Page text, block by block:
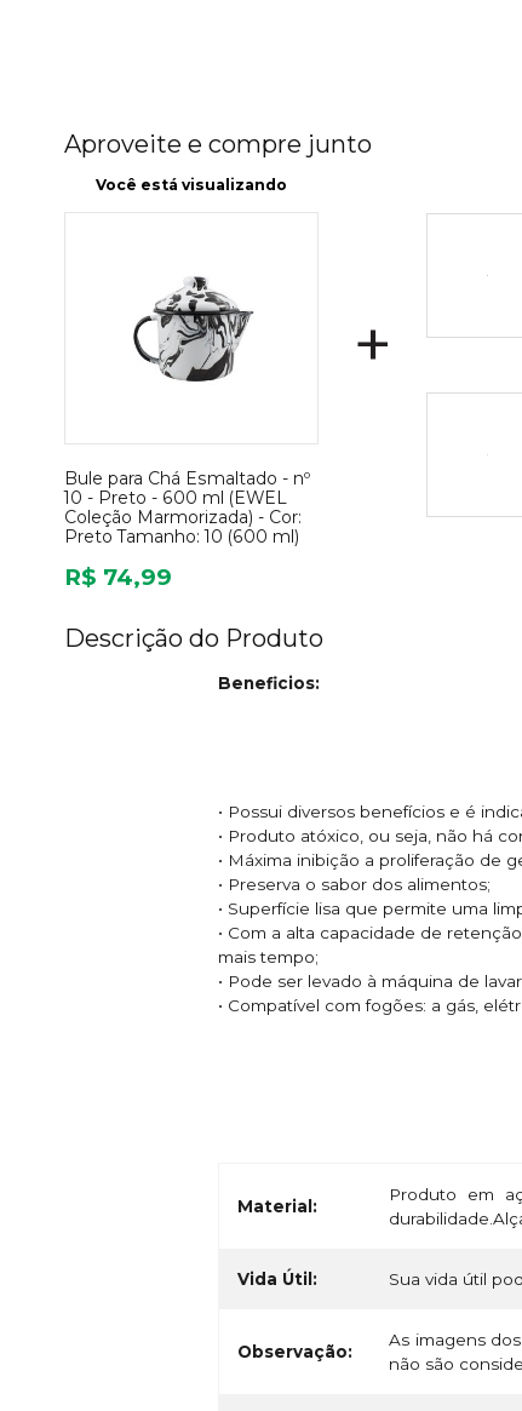
Aproveite e compre junto
Você está visualizando
Bule para Chá Esmaltado - nº
10 - Preto - 600 ml (EWEL
Coleção Marmorizada) - Cor:
Preto Tamanho: 10 (600 ml)
R$ 74,99
+
Descrição do Produto
Beneficios:
• Possui diversos benefícios e é
• Produto atóxico, ou seja, não há
• Máxima inibição a proliferação de
• Preserva o sabor dos alimentos;
• Superfície lisa que permite uma
• Com a alta capacidade de
mais tempo;
• Pode ser levado à máquina de
• Compatível com fogões: a gás,
Material:
Produto em
Vida Útil: Sua vida útil
Observação:
As imagens
não são